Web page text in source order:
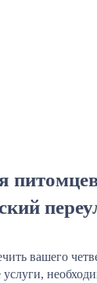
вашего